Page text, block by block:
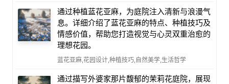
通过种植蓝花亚麻，为庭院注入清新与浪漫气
息。详细介绍了蓝花亚麻的特点、种植技巧及
情感价值，帮助您打造视觉与心灵双重治愈的
理想花园。
蓝花亚麻,花园设计,种植技巧,自然美学,生活哲学
通过描写外婆家那片馥郁的茉莉花庭院，展现